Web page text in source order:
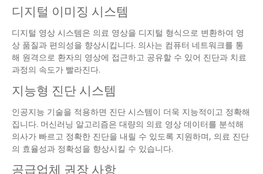
디지털 이미징 시스템
디지털 영상 시스템은 의료 영상을 디지털 형식으로 변환하여 영
상 품질과 편의성을 향상시킵니다. 의사는 컴퓨터 네트워크를 통
해 원격으로 환자의 영상에 접근하고 공유할 수 있어 진단과 치료
과정의 속도가 빨라진다.
지능형 진단 시스템
인공지능 기술을 적용하면 진단 시스템이 더욱 지능적이고 정확해
집니다. 머신러닝 알고리즘은 대량의 의료 영상 데이터를 분석해
의사가 빠르고 정확한 진단을 내릴 수 있도록 지원하며, 의료 진단
의 효율성과 정확성을 향상시킬 수 있습니다.
공급업체 권장 사항